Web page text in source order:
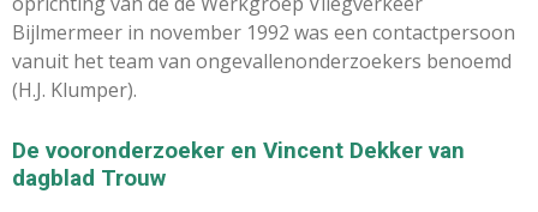
Bijlmermeer in november 1992 was een contactpersoon
vanuit het team van ongevallenonderzoekers benoemd
(H.J. Klumper).
De vooronderzoeker en Vincent Dekker van
dagblad Trouw